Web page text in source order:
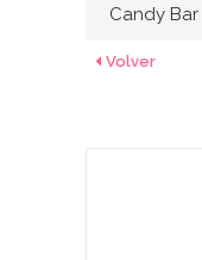
Candy Bar
Volver